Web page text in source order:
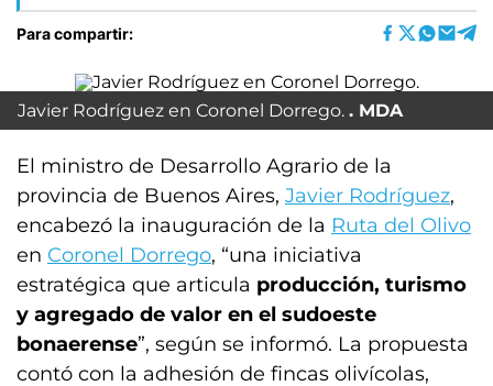
Para compartir:
Javier Rodríguez en Coronel Dorrego. MDA
El ministro de Desarrollo Agrario de la
provincia de Buenos Aires, Javier Rodríguez,
encabezó la inauguración de la Ruta del Olivo
en Coronel Dorrego, “una iniciativa
estratégica que articula producción, turismo
y agregado de valor en el sudoeste
bonaerense”, según se informó. La propuesta
contó con la adhesión de fincas olivícolas,